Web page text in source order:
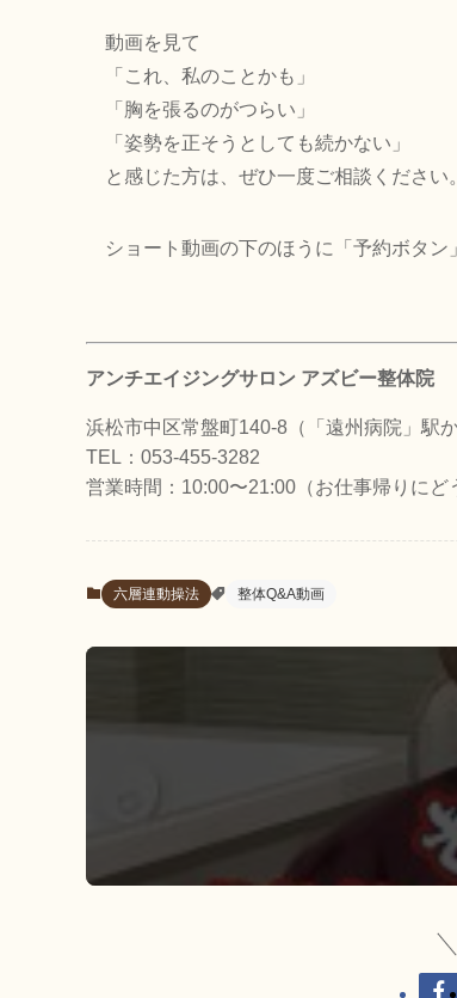
動画を見て
「これ、私のことかも」
「胸を張るのがつらい」
「姿勢を正そうとしても続かない」
と感じた方は、ぜひ一度ご相談ください。
ショート動画の下のほうに「予約ボタ
アンチエイジングサロン アズビー整体院
浜松市中区常盤町140-8（「遠州病院」駅
TEL：053-455-3282
営業時間：10:00〜21:00（お仕事帰りにど
六層連動操法 整体Q&A動画